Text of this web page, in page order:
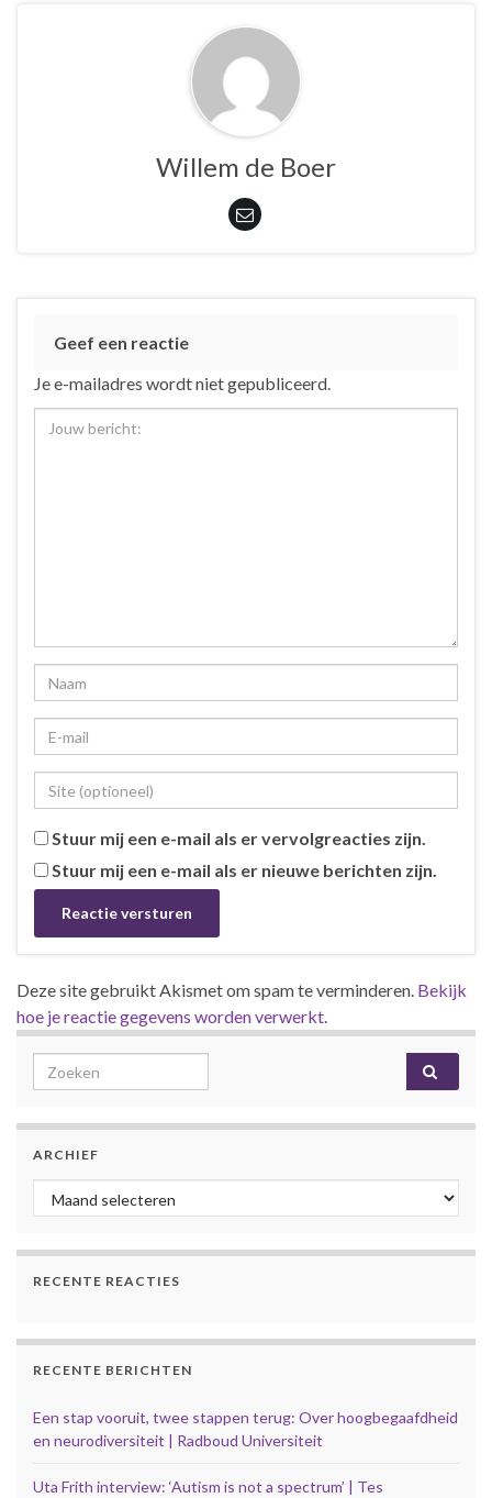
Willem de Boer
Geef een reactie
Je e-mailadres wordt niet gepubliceerd.
Stuur mij een e-mail als er vervolgreacties zijn.
Stuur mij een e-mail als er nieuwe berichten zijn.
Deze site gebruikt Akismet om spam te verminderen. Bekijk
hoe je reactie gegevens worden verwerkt.
Search for:
ARCHIEF
Archief
RECENTE REACTIES
RECENTE BERICHTEN
Een stap vooruit, twee stappen terug: Over hoogbegaafdheid
en neurodiversiteit | Radboud Universiteit
Uta Frith interview: ‘Autism is not a spectrum’ | Tes